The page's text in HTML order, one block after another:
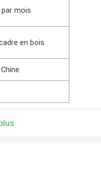
par mois
en bois